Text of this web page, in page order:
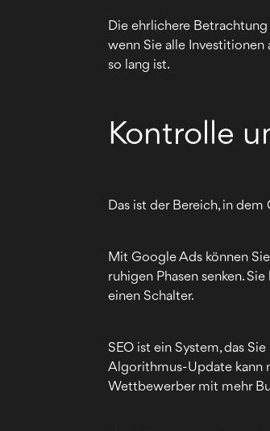
Die ehrlichere Betrachtung
wenn Sie alle Investitionen
so lang ist.
Kontrolle
Das ist der Bereich, in
Mit Google Ads können
ruhigen Phasen senken.
einen Schalter.
SEO ist ein System, das
Algorithmus-Update kann
Wettbewerber mit mehr